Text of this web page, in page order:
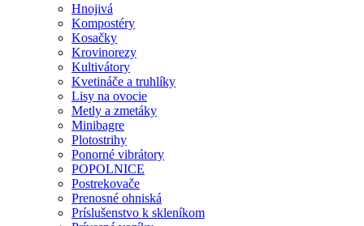
Hnojivá
Kompostéry
Kosačky
Krovinorezy
Kultivátory
Kvetináče a truhlíky
Lisy na ovocie
Metly a zmetáky
Minibagre
Plotostrihy
Ponorné vibrátory
POPOLNICE
Postrekovače
Prenosné ohniská
Príslušenstvo k skleníkom